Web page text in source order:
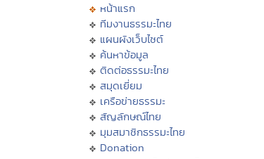
หน้าแรก
ทีมงานธรรมะไทย
แผนผังเว็บไซต์
ค้นหาข้อมูล
ติดต่อธรรมะไทย
สมุดเยี่ยม
เครือข่ายธรรมะ
สัญลักษณ์ไทย
มุมสมาชิกธรรมะไทย
Donation